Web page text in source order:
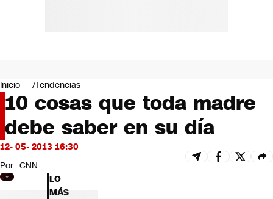
Negocios
Deportes
Programas completos
Cultura
Servicios
Bits
CNN Data
CNN tiempo
Futuro 360
Inicio Tendencias
10 cosas que toda madre
debe saber en su día
12- 05- 2013 16:30
Por CNN
LO
MÁS